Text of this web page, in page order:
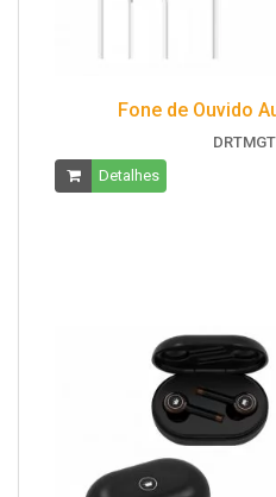
Fone de Ouvido
Detalhes